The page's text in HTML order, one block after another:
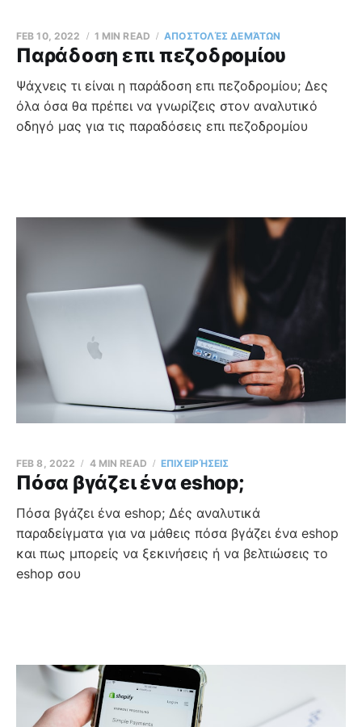
Παράδοση επι πεζοδρομίου
FEB 10, 2022 1 MIN READ AΠΟΣΤΟΛΈΣ ΔΕΜΆΤΩΝ
Ψάχνεις τι είναι η παράδοση επι πεζοδρομίου; Δες
όλα όσα θα πρέπει να γνωρίζεις στον αναλυτικό
οδηγό μας για τις παραδόσεις επι πεζοδρομίου
Πόσα βγάζει ένα eshop;
FEB 8, 2022 4 MIN READ ΕΠΙΧΕΙΡΉΣΕΙΣ
Πόσα βγάζει ένα eshop; Δές αναλυτικά
παραδείγματα για να μάθεις πόσα βγάζει ένα eshop
και πως μπορείς να ξεκινήσεις ή να βελτιώσεις το
eshop σου